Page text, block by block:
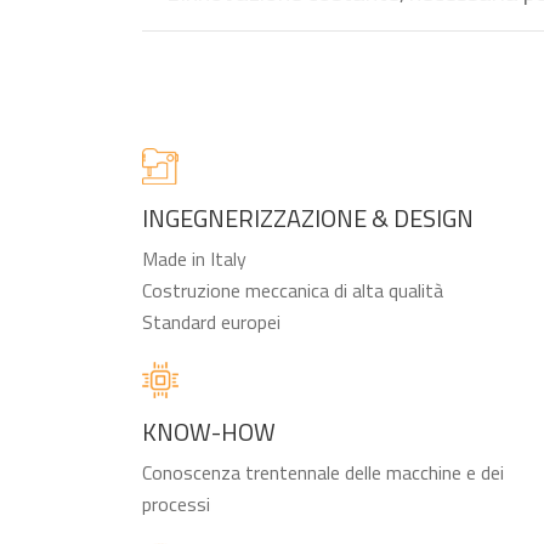
INGEGNERIZZAZIONE & DESIGN
Made in Italy
Costruzione meccanica di alta qualità
Standard europei
KNOW-HOW
Conoscenza trentennale delle macchine e dei
processi